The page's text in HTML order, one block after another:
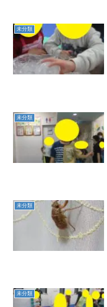
未分類
未分類
未分類
未分類